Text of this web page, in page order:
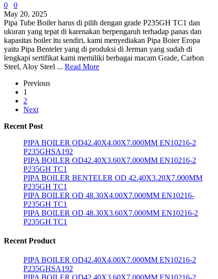
0
0
May 20, 2025
Pipa Tube Boiler harus di pilih dengan grade P235GH TC1 dan
ukuran yang tepat di karenakan berpengaruh terhadap panas dan
kapasitas boiler itu sendiri, kami menyediakan Pipa Boier Eropa
yaitu Pipa Benteler yang di produksi di Jerman yang sudah di
lengkapi sertifikat kami memiliki berbagai macam Grade, Carbon
Steel, Aloy Steel ... Read More
Previous
1
2
Next
Recent Post
PIPA BOILER OD42.40X4.00X7.000MM EN10216-2
P235GHSA192
PIPA BOILER OD42.40X3.60X7.000MM EN10216-2
P235GH TC1
PIPA BOILER BENTELER OD 42.40X3.20X7.000MM
P235GH TC1
PIPA BOILER OD 48.30X4.00X7.000MM EN10216-
P235GH TC1
PIPA BOILER OD 48.30X3.60X7.000MM EN10216-2
P235GH TC1
Recent Product
PIPA BOILER OD42.40X4.00X7.000MM EN10216-2
P235GHSA192
PIPA BOILER OD42.40X3.60X7.000MM EN10216-2